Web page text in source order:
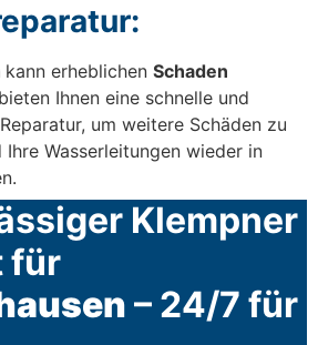
kann erheblichen Schaden
Ihnen eine schnelle und
um weitere Schäden zu
Ihre Wasserleitungen wieder in
Klempner
für
– 24/7 für